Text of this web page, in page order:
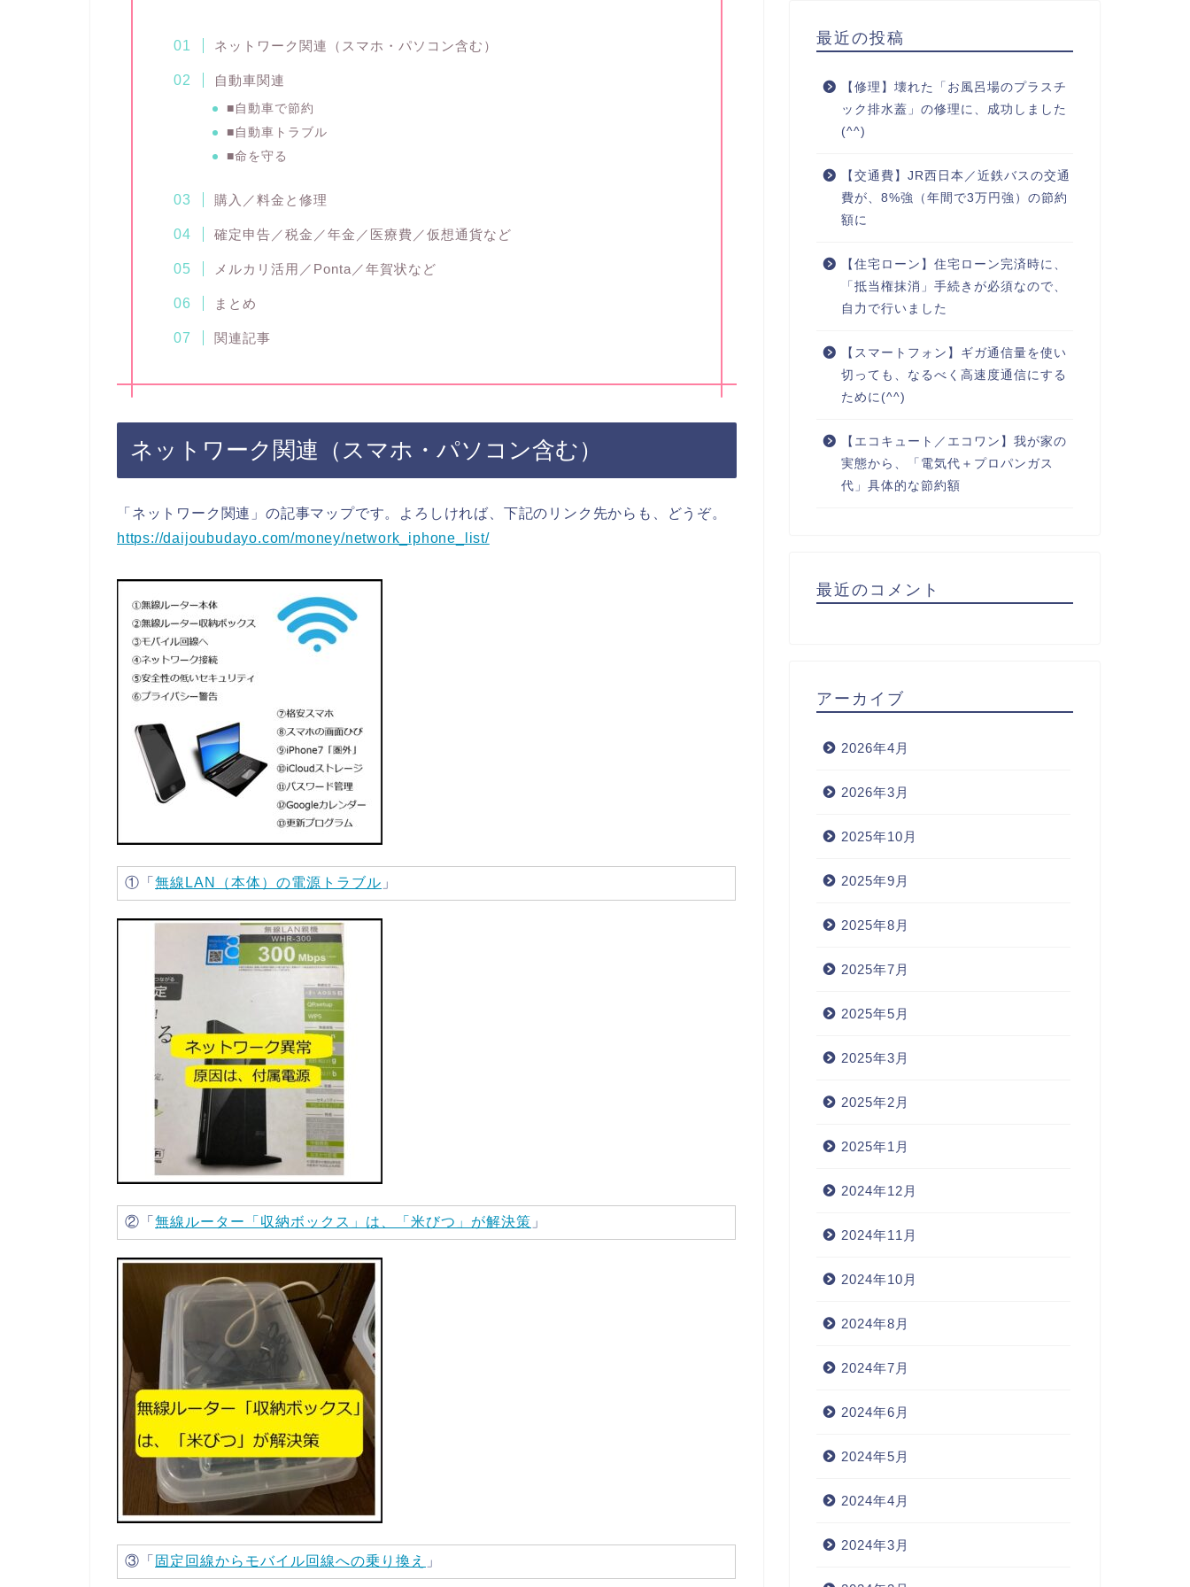
ネットワーク関連（スマホ・パソコン含む）
自動車関連
■自動車で節約
■自動車トラブル
■命を守る
購入／料金と修理
確定申告／税金／年金／医療費／仮想通貨など
メルカリ活用／Ponta／年賀状など
まとめ
関連記事
ネットワーク関連（スマホ・パソコン含む）
「ネットワーク関連」の記事マップです。よろしければ、下記のリンク先からも、どうぞ。
https://daijoubudayo.com/money/network_iphone_list/
①「 無線LAN（本体）の電源トラブル 」
②「 無線ルーター「収納ボックス」は、「米びつ」が解決策 」
③「 固定回線からモバイル回線への乗り換え 」
最近の投稿
【修理】壊れた「お風呂場のプラスチ
ック排水蓋」の修理に、成功しました
(^^)
【交通費】JR西日本／近鉄バスの交通
費が、8%強（年間で3万円強）の節約
額に
【住宅ローン】住宅ローン完済時に、
「抵当権抹消」手続きが必須なので、
自力で行いました
【スマートフォン】ギガ通信量を使い
切っても、なるべく高速度通信にする
ために(^^)
【エコキュート／エコワン】我が家の
実態から、「電気代＋プロパンガス
代」具体的な節約額
最近のコメント
アーカイブ
2026年4月
2026年3月
2025年10月
2025年9月
2025年8月
2025年7月
2025年5月
2025年3月
2025年2月
2025年1月
2024年12月
2024年11月
2024年10月
2024年8月
2024年7月
2024年6月
2024年5月
2024年4月
2024年3月